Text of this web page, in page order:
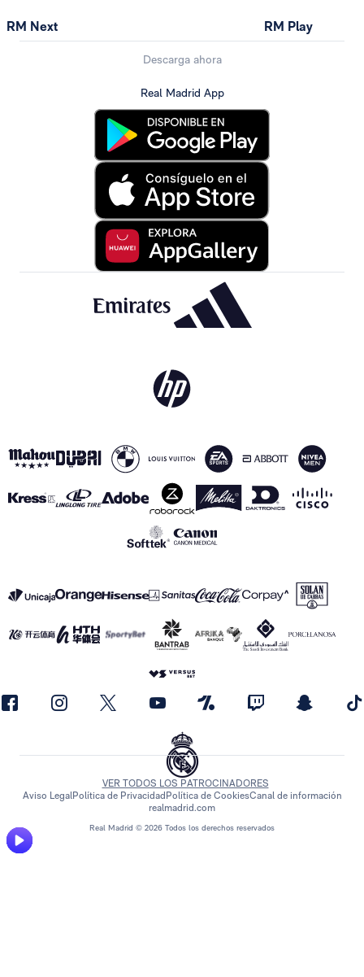
RM Next RM Play
Descarga ahora
Real Madrid App
Real Madrid © 2026 Todos los derechos reservados
VER TODOS LOS PATROCINADORES
Aviso LegalPolítica de PrivacidadPolítica de CookiesCanal de información
realmadrid.com